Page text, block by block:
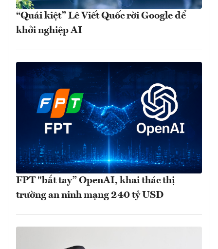
“Quái kiệt” Lê Viết Quốc rời Google để
khởi nghiệp AI
FPT "bắt tay” OpenAI, khai thác thị
trường an ninh mạng 240 tỷ USD